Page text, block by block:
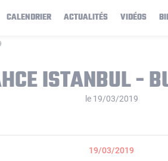
CALENDRIER ACTUALITÉS VIDÉOS
ISTANBUL -
le 19/03/2019
19/03/2019